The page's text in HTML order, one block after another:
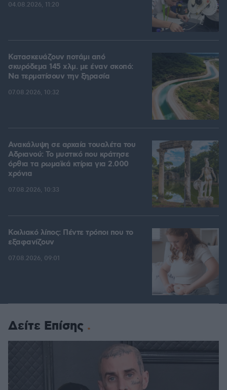
04.08.2026, 11:20
Κατασκευάζουν ποτάμι από
σκυρόδεμα 145 χλμ. με έναν σκοπό:
Να τερματίσουν την ξηρασία
07.08.2026, 10:32
Ανακάλυψη σε αρχαία τουαλέτα του
Αδριανού: Το μυστικό που κράτησε
όρθια τα ρωμαϊκά κτίρια για 2.000
χρόνια
07.08.2026, 10:33
Κοιλιακό λίπος: Πέντε τρόποι που το
εξαφανίζουν
07.08.2026, 09:01
Δείτε Επίσης